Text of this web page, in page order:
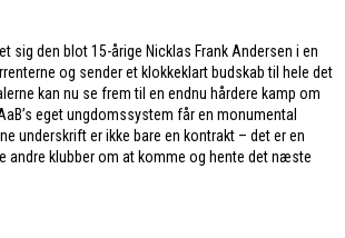
sig den blot 15-årige Nicklas Frank Andersen i en
og sender et klokkeklart budskab til hele det
kan nu se frem til en endnu hårdere kamp om
eget ungdomssystem får en monumental
underskrift er ikke bare en kontrakt – det er en
andre klubber om at komme og hente det næste